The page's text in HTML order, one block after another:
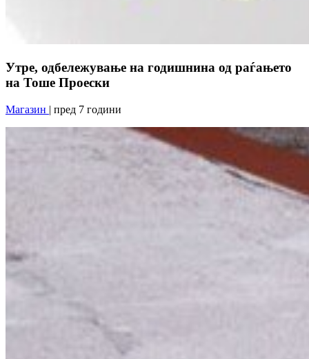
Утре, одбележување на годишнина од раѓањето
на Тоше Проески
Магазин | пред 7 години